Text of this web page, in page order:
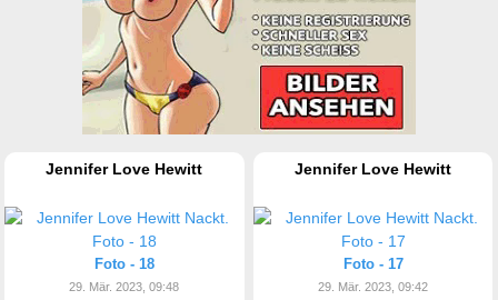
Jennifer Love Hewitt
Foto - 18
29. Mär. 2023, 09:48
Jennifer Love Hewitt
Foto - 17
29. Mär. 2023, 09:42